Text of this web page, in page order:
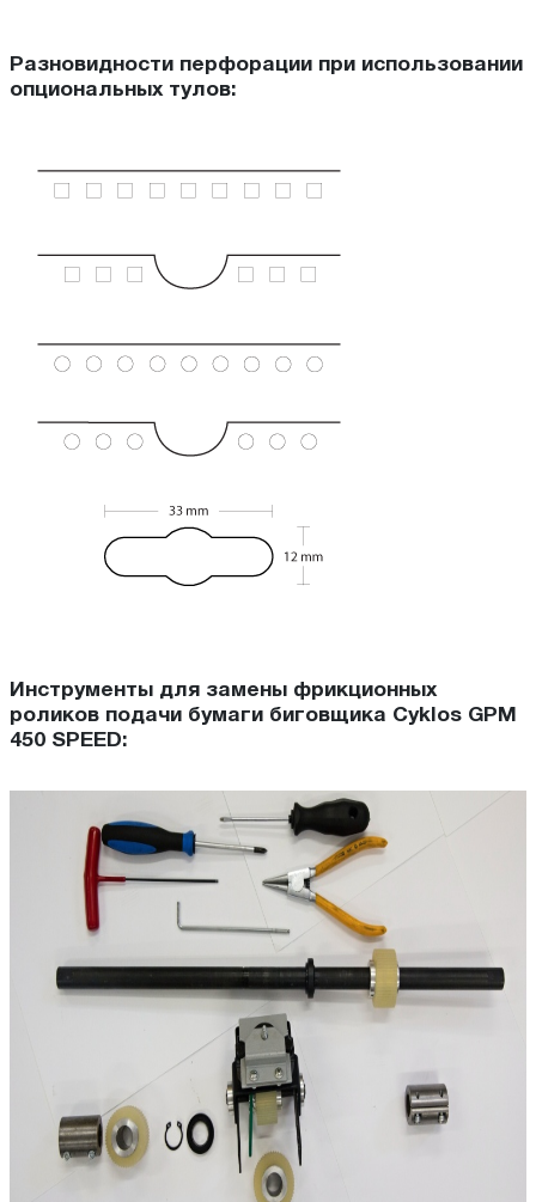
Разновидности перфорации при использовании
опциональных тулов:
Инструменты для замены фрикционных
роликов подачи бумаги биговщика Cyklos GPM
450 SPEED: